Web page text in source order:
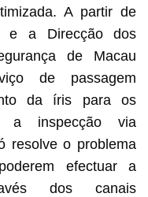
A partir de
e a Direcção dos
de Macau
de passagem
da íris para os
a inspecção via
resolve o problema
efectuar a
dos canais